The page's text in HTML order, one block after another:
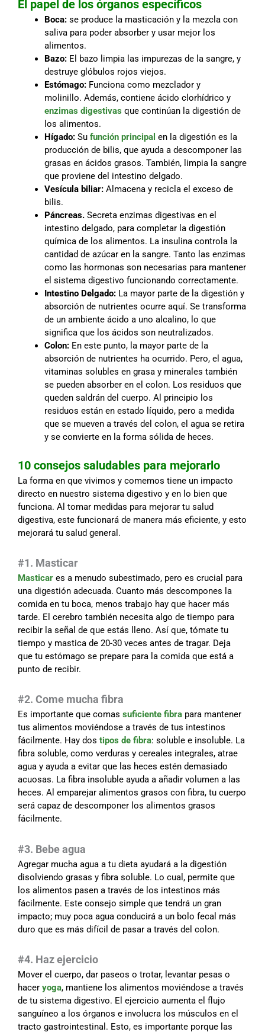
El papel de los órganos específicos
Boca: se produce la masticación y la mezcla con
saliva para poder absorber y usar mejor los
alimentos.
Bazo: El bazo limpia las impurezas de la sangre, y
destruye glóbulos rojos viejos.
Estómago: Funciona como mezclador y
molinillo. Además, contiene ácido clorhídrico y
enzimas digestivas que continúan la digestión de
los alimentos.
Hígado: Su función principal en la digestión es la
producción de bilis, que ayuda a descomponer las
grasas en ácidos grasos. También, limpia la sangre
que proviene del intestino delgado.
Vesícula biliar: Almacena y recicla el exceso de
bilis.
Páncreas. Secreta enzimas digestivas en el
intestino delgado, para completar la digestión
química de los alimentos. La insulina controla la
cantidad de azúcar en la sangre. Tanto las enzimas
como las hormonas son necesarias para mantener
el sistema digestivo funcionando correctamente.
Intestino Delgado: La mayor parte de la digestión y
absorción de nutrientes ocurre aquí. Se transforma
de un ambiente ácido a uno alcalino, lo que
significa que los ácidos son neutralizados.
Colon: En este punto, la mayor parte de la
absorción de nutrientes ha ocurrido. Pero, el agua,
vitaminas solubles en grasa y minerales también
se pueden absorber en el colon. Los residuos que
queden saldrán del cuerpo. Al principio los
residuos están en estado líquido, pero a medida
que se mueven a través del colon, el agua se retira
y se convierte en la forma sólida de heces.
10 consejos saludables para mejorarlo
La forma en que vivimos y comemos tiene un impacto
directo en nuestro sistema digestivo y en lo bien que
funciona. Al tomar medidas para mejorar tu salud
digestiva, este funcionará de manera más eficiente, y esto
mejorará tu salud general.
#1. Masticar
Masticar es a menudo subestimado, pero es crucial para
una digestión adecuada. Cuanto más descompones la
comida en tu boca, menos trabajo hay que hacer más
tarde. El cerebro también necesita algo de tiempo para
recibir la señal de que estás lleno. Así que, tómate tu
tiempo y mastica de 20-30 veces antes de tragar. Deja
que tu estómago se prepare para la comida que está a
punto de recibir.
#2. Come mucha fibra
Es importante que comas suficiente fibra para mantener
tus alimentos moviéndose a través de tus intestinos
fácilmente. Hay dos tipos de fibra: soluble e insoluble. La
fibra soluble, como verduras y cereales integrales, atrae
agua y ayuda a evitar que las heces estén demasiado
acuosas. La fibra insoluble ayuda a añadir volumen a las
heces. Al emparejar alimentos grasos con fibra, tu cuerpo
será capaz de descomponer los alimentos grasos
fácilmente.
#3. Bebe agua
Agregar mucha agua a tu dieta ayudará a la digestión
disolviendo grasas y fibra soluble. Lo cual, permite que
los alimentos pasen a través de los intestinos más
fácilmente. Este consejo simple que tendrá un gran
impacto; muy poca agua conducirá a un bolo fecal más
duro que es más difícil de pasar a través del colon.
#4. Haz ejercicio
Mover el cuerpo, dar paseos o trotar, levantar pesas o
hacer yoga, mantiene los alimentos moviéndose a través
de tu sistema digestivo. El ejercicio aumenta el flujo
sanguíneo a los órganos e involucra los músculos en el
tracto gastrointestinal. Esto, es importante porque las